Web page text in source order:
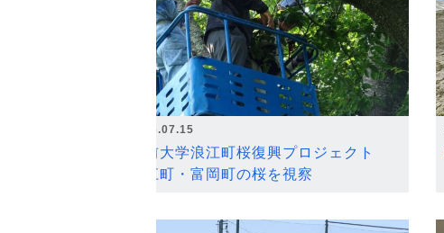
2026.07.15
弘前大学浪江町桜復興プロジェクト
浪江町・富岡町の桜を視察